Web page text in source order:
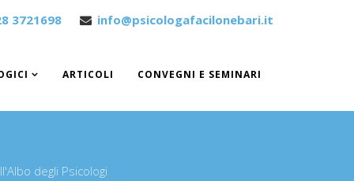
3721698 info@psicologafacilonebari.it
ARTICOLI CONVEGNI E SEMINARI
degli Psicologi